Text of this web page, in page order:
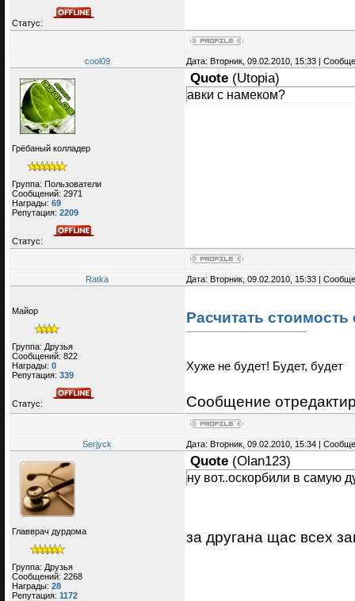
Статус:
cool09 Дата: Вторник, 09.02.2010, 15:33 |
Грёбаный колладер
Группа: Пользователи
Сообщений: 2971
Награды: 69
Репутация: 2209
Статус:
Quote (Utopia)
авки с намеком?
Ratka Дата: Вторник, 09.02.2010, 15:33 |
Майор
Группа: Друзья
Сообщений: 822
Награды: 0
Репутация: 339
Статус:
Расчитать стоимость
Хуже не будет! Будет, будет
Сообщение
Serjyck Дата: Вторник, 09.02.2010, 15:34 |
Главврач дурдома
Группа: Друзья
Сообщений: 2268
Награды: 28
Репутация: 1172
Quote (Olan123)
ну вот..оскорбили в самую
за другана щас всех